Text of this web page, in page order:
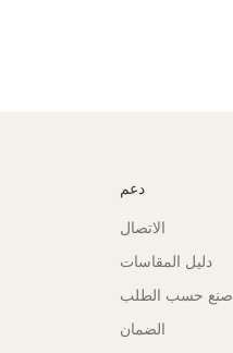
دعم
الاتصال
دليل المقاسات
صنع حسب الطلب
الضمان